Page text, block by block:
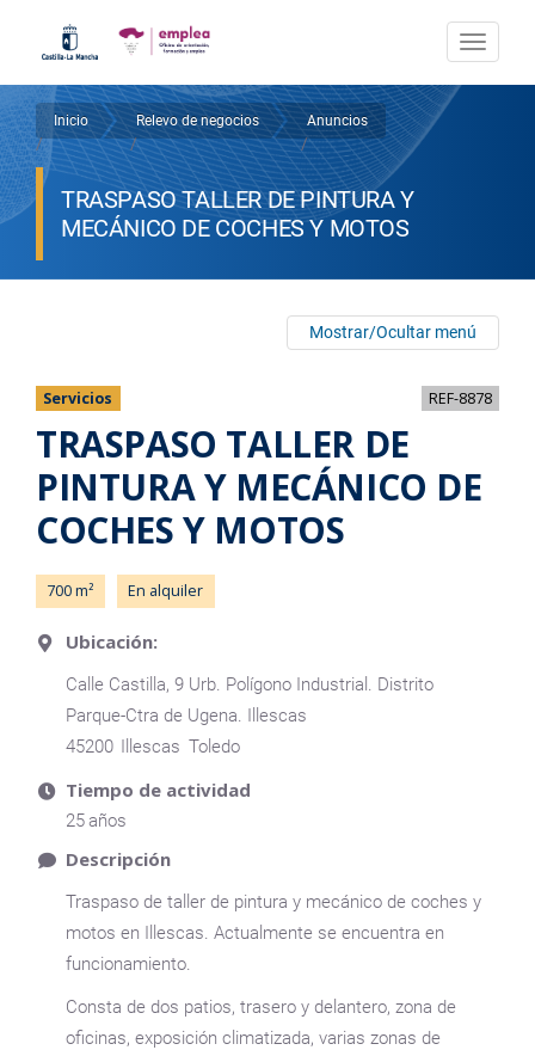
principal
Sobrescribir
enlaces
de
ayuda
navegación
Inicio
/
Relevo de negocios
/
Anuncios
/
TRASPASO TALLER DE PINTURA Y
MECÁNICO DE COCHES Y MOTOS
Mostrar/Ocultar menú
Servicios REF-8878
TRASPASO TALLER DE
PINTURA Y MECÁNICO DE
COCHES Y MOTOS
700 En alquiler
Ubicación:
Calle Castilla, 9 Urb. Polígono Industrial. Distrito
Parque-Ctra de Ugena. Illescas
45200 Illescas Toledo
Tiempo de actividad
25
Descripción
Traspaso de taller de pintura y mecánico de coches y
motos en Illescas. Actualmente se encuentra en
funcionamiento.
Consta de dos patios, trasero y delantero, zona de
oficinas, exposición climatizada, varias zonas de